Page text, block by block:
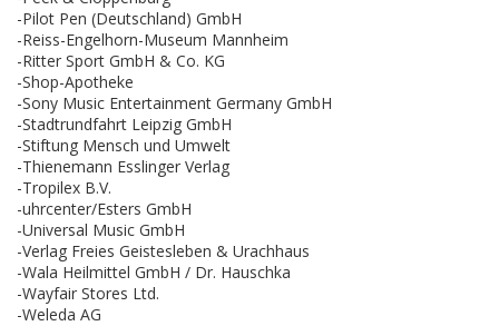
-Pilot Pen (Deutschland) GmbH
-Reiss-Engelhorn-Museum Mannheim
-Ritter Sport GmbH & Co. KG
-Shop-Apotheke
-Sony Music Entertainment Germany GmbH
-Stadtrundfahrt Leipzig GmbH
-Stiftung Mensch und Umwelt
-Thienemann Esslinger Verlag
-Tropilex B.V.
-uhrcenter/Esters GmbH
-Universal Music GmbH
-Verlag Freies Geistesleben & Urachhaus
-Wala Heilmittel GmbH / Dr. Hauschka
-Wayfair Stores Ltd.
-Weleda AG